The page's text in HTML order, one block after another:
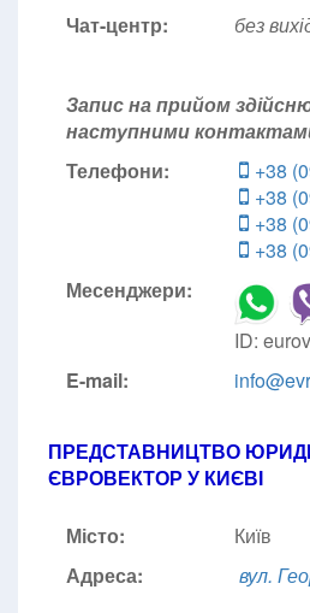
Чат-центр:
без
Запис на прийом
наступними
Телефони:
+38
+38
+38
+38
Месенджери:
ID:
E-mail:
ПРЕДСТАВНИЦТВО
ЄВРОВЕКТОР У КИЄВІ
Місто:
Київ
Адреса:
вул.